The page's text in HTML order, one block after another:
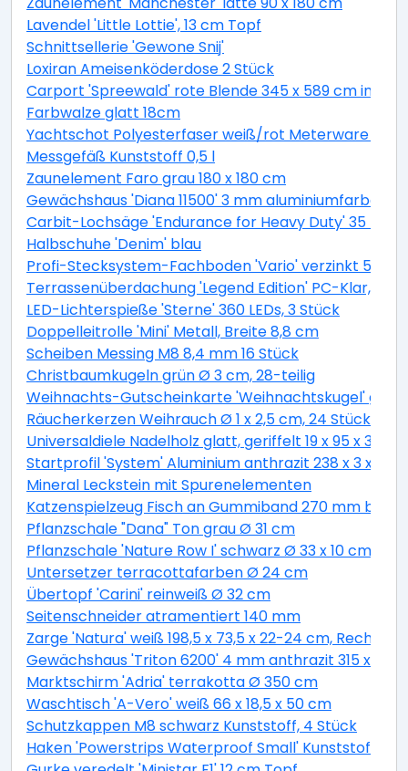
Lavendel 'Little Lottie', 13 cm Topf
Schnittsellerie 'Gewone Snij'
Loxiran Ameisenköderdose 2 Stück
Carport 'Spreewald' rote Blende 345 x 589 cm
Farbwalze glatt 18cm
Yachtschot Polyesterfaser weiß/rot Meterware Ø 10
Messgefäß Kunststoff 0,5 l
Zaunelement Faro grau 180 x 180 cm
Gewächshaus 'Diana 11500' 3 mm aluminiumfarben
Carbit-Lochsäge 'Endurance for Heavy Duty' 35 mm
Halbschuhe 'Denim' blau
Profi-Stecksystem-Fachboden 'Vario' verzinkt 50 x
Terrassenüberdachung 'Legend Edition' PC-Klar,
LED-Lichterspieße 'Sterne' 360 LEDs, 3 Stück
Doppelleitrolle 'Mini' Metall, Breite 8,8 cm
Scheiben Messing M8 8,4 mm 16 Stück
Christbaumkugeln grün Ø 3 cm, 28-teilig
Weihnachts-Gutscheinkarte 'Weihnachtskugel'
Räucherkerzen Weihrauch Ø 1 x 2,5 cm, 24 Stück
Universaldiele Nadelholz glatt, geriffelt 19 x 95 x 3000
Startprofil 'System' Aluminium anthrazit 238 x 3 x 2
Mineral Leckstein mit Spurenelementen
Katzenspielzeug Fisch an Gummiband 270 mm beige
Pflanzschale "Dana" Ton grau Ø 31 cm
Pflanzschale 'Nature Row I' schwarz Ø 33 x 10 cm
Untersetzer terracottafarben Ø 24 cm
Übertopf 'Carini' reinweiß Ø 32 cm
Seitenschneider atramentiert 140 mm
Zarge 'Natura' weiß 198,5 x 73,5 x 22-24 cm,
Gewächshaus 'Triton 6200' 4 mm anthrazit 315 x
Marktschirm 'Adria' terrakotta Ø 350 cm
Waschtisch 'A-Vero' weiß 66 x 18,5 x 50 cm
Schutzkappen M8 schwarz Kunststoff, 4 Stück
Haken 'Powerstrips Waterproof Small' Kunststoff